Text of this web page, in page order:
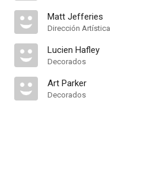
Matt Jefferies
Dirección Artística
Lucien Hafley
Decorados
Art Parker
Decorados